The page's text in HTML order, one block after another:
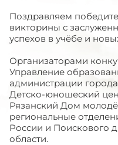
Поздравляем
викторины с
успехов в учёбе и
Организаторами
Управление
администрации
Детско-юношеский
Рязанский Дом
региональные
России и Поискового
области.